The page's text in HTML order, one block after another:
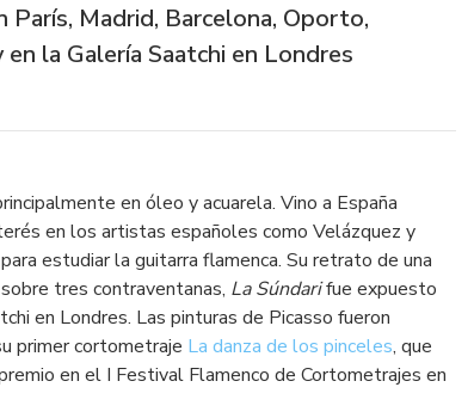
París, Madrid, Barcelona, Oporto,
la Galería Saatchi en Londres
en óleo y acuarela. Vino a España
en los artistas españoles como Velázquez y
estudiar la guitarra flamenca. Su retrato de una
tres contraventanas, La Súndarifue expuesto
en Londres. Las pinturas de Picasso fueron
primer cortometraje La danza de los pinceles, que
en el I Festival Flamenco de Cortometrajes en